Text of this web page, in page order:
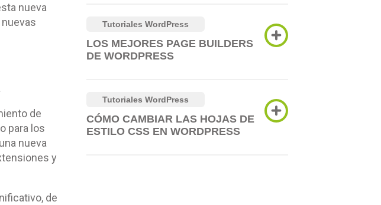
nueva
de
para los
nueva
y
de
Tutoriales WordPress
LOS MEJORES PAGE BUILDERS
DE WORDPRESS
Tutoriales WordPress
CÓMO CAMBIAR LAS HOJAS DE
ESTILO CSS EN WORDPRESS